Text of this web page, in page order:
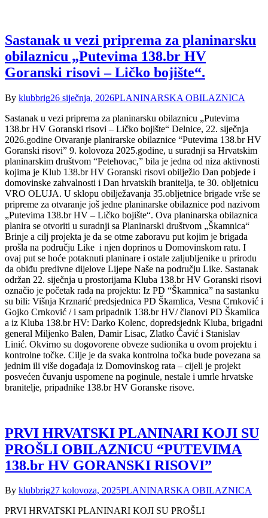
Sastanak u vezi priprema za planinarsku
obilaznicu „Putevima 138.br HV
Goranski risovi – Ličko bojište“.
By klubbrig26 siječnja, 2026PLANINARSKA OBILAZNICA
Sastanak u vezi priprema za planinarsku obilaznicu „Putevima
138.br HV Goranski risovi – Ličko bojište“ Delnice, 22. siječnja
2026.godine Otvaranje planirarske obilaznice “Putevima 138.br HV
Goranski risovi” 9. kolovoza 2025.godine, u suradnji sa Hrvatskim
planinarskim društvom “Petehovac,” bila je jedna od niza aktivnosti
kojima je Klub 138.br HV Goranski risovi obilježio Dan pobjede i
domovinske zahvalnosti i Dan hrvatskih branitelja, te 30. obljetnicu
VRO OLUJA. U sklopu obilježavanja 35.obljetnice brigade vrše se
pripreme za otvaranje još jedne planinarske obilaznice pod nazivom
„Putevima 138.br HV – Ličko bojište“. Ova planinarska obilaznica
planira se otvoriti u suradnji sa Planinarski društvom „Škamnica“
Brinje a cilj projekta je da se otme zaboravu put kojim je brigada
prošla na području Like i njen doprinos u Domovinskom ratu. I
ovaj put se hoće potaknuti planinare i ostale zaljubljenike u prirodu
da obiđu predivne dijelove Lijepe Naše na području Like. Sastanak
održan 22. siječnja u prostorijama Kluba 138.br HV Goranski risovi
označio je početak rada na projektu: Iz PD “Škamnica” na sastanku
su bili: Višnja Krznarić predsjednica PD Škamlica, Vesna Crnković i
Gojko Crnković / i sam pripadnik 138.br HV/ članovi PD Škamlica
a iz Kluba 138.br HV: Darko Kolenc, dopredsjednk Kluba, brigadni
general Miljenko Balen, Damir Lisac, Zlatko Čavić i Stanislav
Linić. Okvirno su dogovorene obveze sudionika u ovom projektu i
kontrolne točke. Cilje je da svaka kontrolna točka bude povezana sa
jednim ili više događaja iz Domovinskog rata – cijeli je projekt
posvećen čuvanju uspomene na poginule, nestale i umrle hrvatske
branitelje, pripadnike 138.br HV Goranske risove.
PRVI HRVATSKI PLANINARI KOJI SU
PROŠLI OBILAZNICU “PUTEVIMA
138.br HV GORANSKI RISOVI”
By klubbrig27 kolovoza, 2025PLANINARSKA OBILAZNICA
PRVI HRVATSKI PLANINARI KOJI SU PROŠLI